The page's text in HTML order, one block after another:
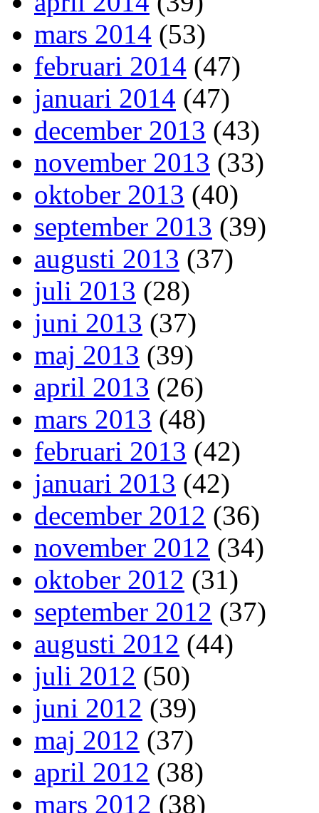
mars 2014 (53)
februari 2014 (47)
januari 2014 (47)
december 2013 (43)
november 2013 (33)
oktober 2013 (40)
september 2013 (39)
augusti 2013 (37)
juli 2013 (28)
juni 2013 (37)
maj 2013 (39)
april 2013 (26)
mars 2013 (48)
februari 2013 (42)
januari 2013 (42)
december 2012 (36)
november 2012 (34)
oktober 2012 (31)
september 2012 (37)
augusti 2012 (44)
juli 2012 (50)
juni 2012 (39)
maj 2012 (37)
april 2012 (38)
mars 2012 (38)